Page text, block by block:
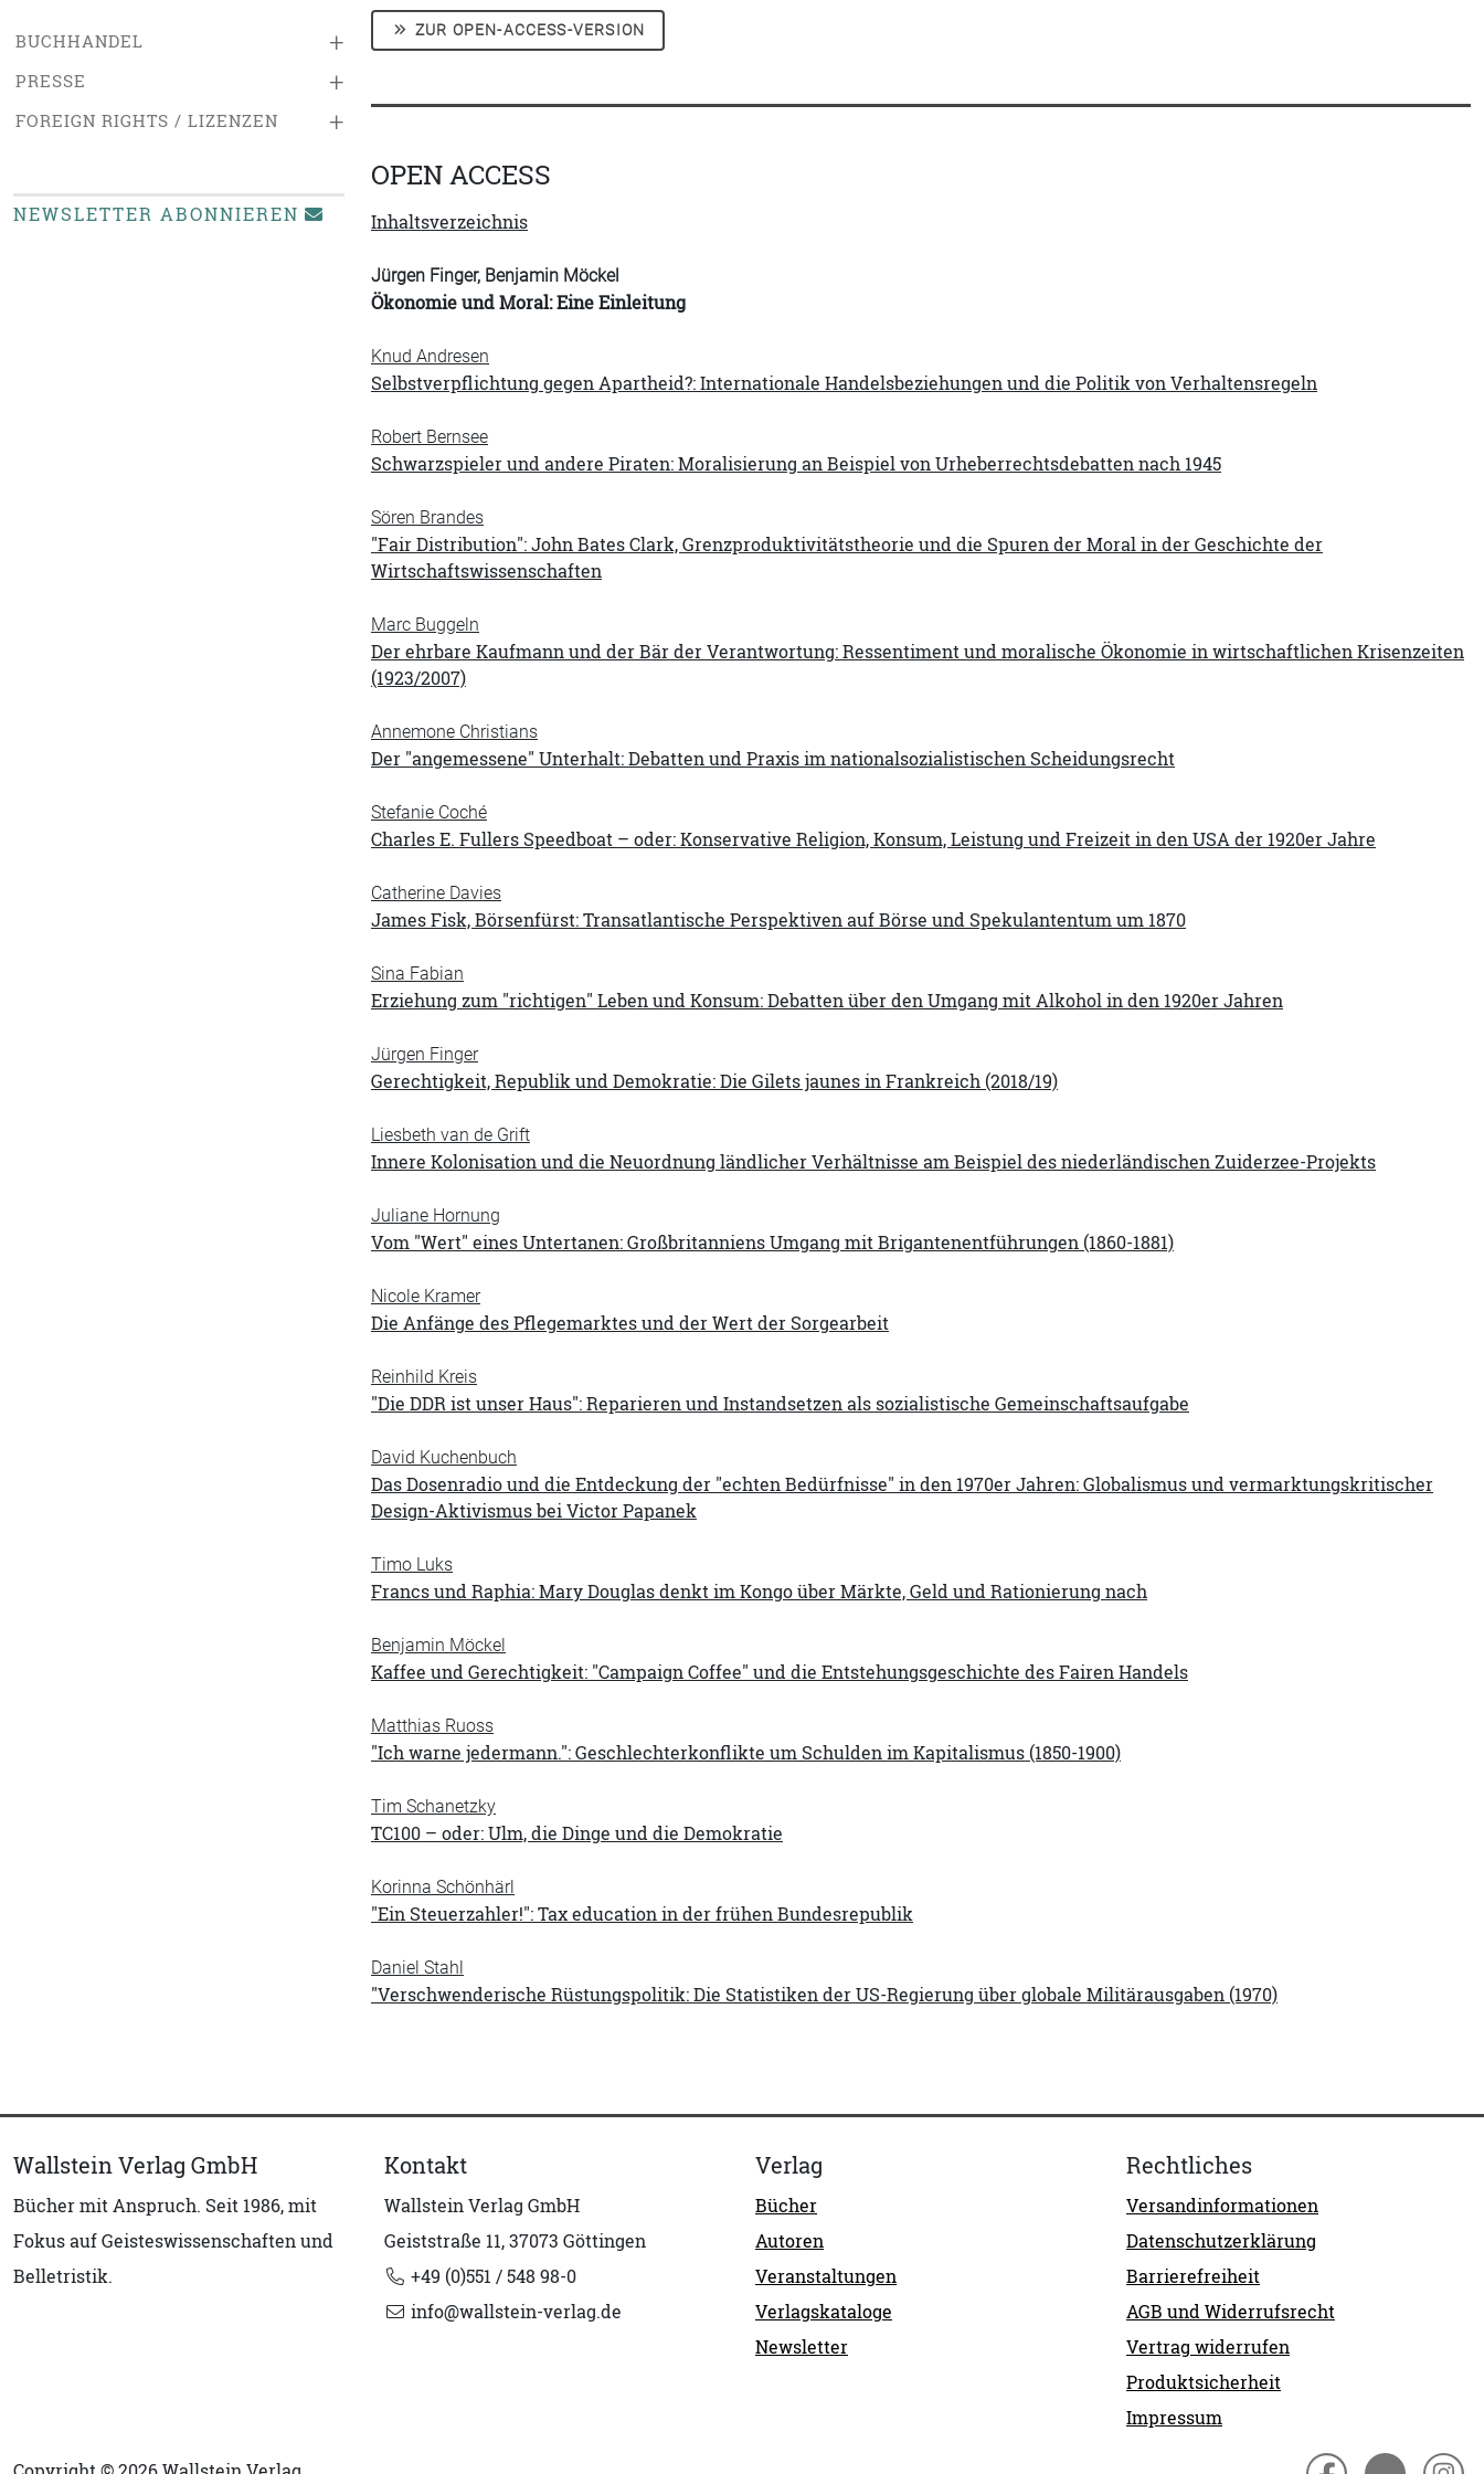
+
BUCHHANDEL
+
PRESSE
+
FOREIGN RIGHTS / LIZENZEN
NEWSLETTER ABONNIEREN
ZUR OPEN-ACCESS-VERSION
OPEN ACCESS
Inhaltsverzeichnis
Jürgen Finger, Benjamin Möckel
Ökonomie und Moral: Eine Einleitung
Knud Andresen
Selbstverpflichtung gegen Apartheid?: Internationale Handelsbeziehungen und die Politik von Verhaltensregeln
Robert Bernsee
Schwarzspieler und andere Piraten: Moralisierung an Beispiel von Urheberrechtsdebatten nach 1945
Sören Brandes
"Fair Distribution": John Bates Clark, Grenzproduktivitätstheorie und die Spuren der Moral in der Geschichte der
Wirtschaftswissenschaften
Marc Buggeln
Der ehrbare Kaufmann und der Bär der Verantwortung: Ressentiment und moralische Ökonomie in wirtschaftlichen Krisenzeiten
(1923/2007)
Annemone Christians
Der "angemessene" Unterhalt: Debatten und Praxis im nationalsozialistischen Scheidungsrecht
Stefanie Coché
Charles E. Fullers Speedboat – oder: Konservative Religion, Konsum, Leistung und Freizeit in den USA der 1920er Jahre
Catherine Davies
James Fisk, Börsenfürst: Transatlantische Perspektiven auf Börse und Spekulantentum um 1870
Sina Fabian
Erziehung zum "richtigen" Leben und Konsum: Debatten über den Umgang mit Alkohol in den 1920er Jahren
Jürgen Finger
Gerechtigkeit, Republik und Demokratie: Die Gilets jaunes in Frankreich (2018/19)
Liesbeth van de Grift
Innere Kolonisation und die Neuordnung ländlicher Verhältnisse am Beispiel des niederländischen Zuiderzee-Projekts
Juliane Hornung
Vom "Wert" eines Untertanen: Großbritanniens Umgang mit Brigantenentführungen (1860-1881)
Nicole Kramer
Die Anfänge des Pflegemarktes und der Wert der Sorgearbeit
Reinhild Kreis
"Die DDR ist unser Haus": Reparieren und Instandsetzen als sozialistische Gemeinschaftsaufgabe
David Kuchenbuch
Das Dosenradio und die Entdeckung der "echten Bedürfnisse" in den 1970er Jahren: Globalismus und vermarktungskritischer
Design-Aktivismus bei Victor Papanek
Timo Luks
Francs und Raphia: Mary Douglas denkt im Kongo über Märkte, Geld und Rationierung nach
Benjamin Möckel
Kaffee und Gerechtigkeit: "Campaign Coffee" und die Entstehungsgeschichte des Fairen Handels
Matthias Ruoss
"Ich warne jedermann.": Geschlechterkonflikte um Schulden im Kapitalismus (1850-1900)
Tim Schanetzky
TC100 – oder: Ulm, die Dinge und die Demokratie
Korinna Schönhärl
"Ein Steuerzahler!": Tax education in der frühen Bundesrepublik
Daniel Stahl
"Verschwenderische Rüstungspolitik: Die Statistiken der US-Regierung über globale Militärausgaben (1970)
Wallstein Verlag GmbH
Bücher mit Anspruch. Seit 1986, mit
Fokus auf Geisteswissenschaften und
Belletristik.
Kontakt
Wallstein Verlag GmbH
Geiststraße 11, 37073 Göttingen
+49 (0)551 / 548 98-0
info@wallstein-verlag.de
Verlag
Bücher
Autoren
Veranstaltungen
Verlagskataloge
Newsletter
Rechtliches
Versandinformationen
Datenschutzerklärung
Barrierefreiheit
AGB und Widerrufsrecht
Vertrag widerrufen
Produktsicherheit
Impressum